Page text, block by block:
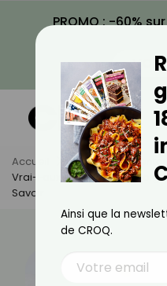
PROMO : -60%
VOIR
Accueil Actus
Vrai-Faux Sur Le Pain De
Savoir
Ainsi que la
de CROQ.